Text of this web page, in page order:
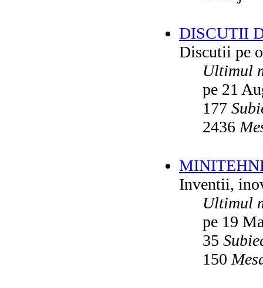
DISCUTII
Discutii pe
Ultimul
pe 21
177
2436
Inventii,
Ultimul
pe 19
35
150